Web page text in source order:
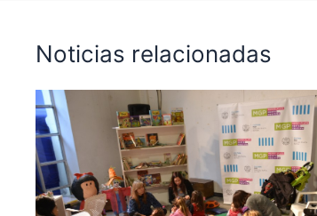
Noticias relacionadas